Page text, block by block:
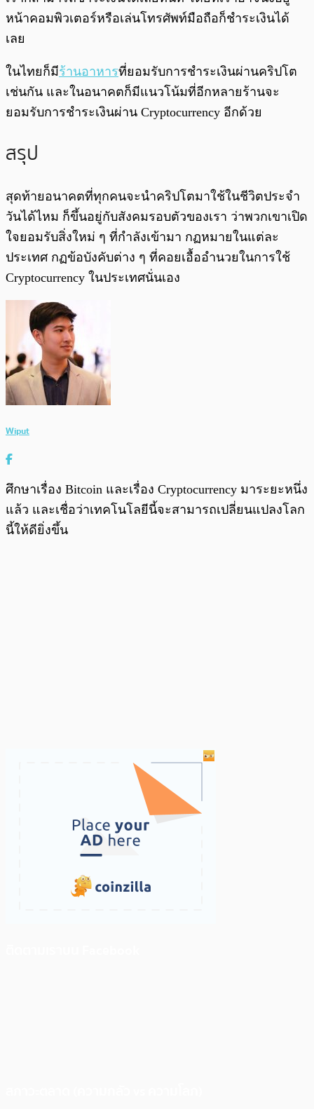
หน้าคอมพิวเตอร์หรือเล่นโทรศัพท์มือถือก็ชำระเงินได้
เลย
ในไทยก็มีร้านอาหารที่ยอมรับการชำระเงินผ่านคริปโต
เช่นกัน และในอนาคตก็มีแนวโน้มที่อีกหลายร้านจะ
ยอมรับการชำระเงินผ่าน Cryptocurrency อีกด้วย
สรุป
สุดท้ายอนาคตที่ทุกคนจะนำคริปโตมาใช้ในชีวิตประจำ
วันได้ไหม ก็ขึ้นอยู่กับสังคมรอบตัวของเรา ว่าพวกเขาเปิด
ใจยอมรับสิ่งใหม่ ๆ ที่กำลังเข้ามา กฏหมายในแต่ละ
ประเทศ กฏข้อบังคับต่าง ๆ ที่คอยเอื้ออำนวยในการใช้
Cryptocurrency ในประเทศนั่นเอง
Wiput
ศึกษาเรื่อง Bitcoin และเรื่อง Cryptocurrency มาระยะหนึ่ง
แล้ว และเชื่อว่าเทคโนโลยีนี้จะสามารถเปลี่ยนแปลงโลก
นี้ให้ดียิ่งขึ้น